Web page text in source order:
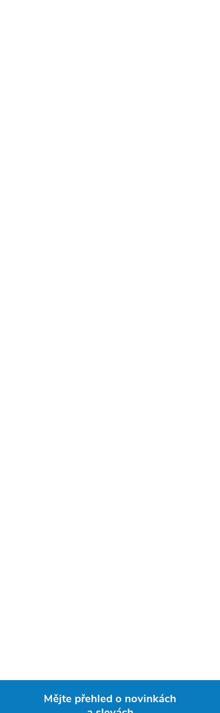
Mějte přehled o novinkách